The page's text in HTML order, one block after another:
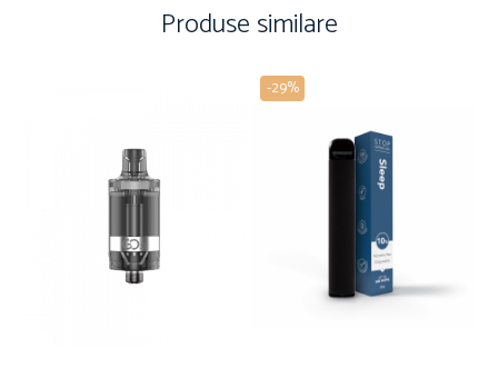
Produse similare
-29%